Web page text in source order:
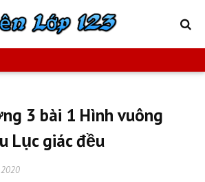
3 bài 1 Hình vuông
Lục giác đều